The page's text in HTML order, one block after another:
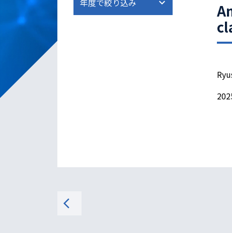
arrow_back_ios